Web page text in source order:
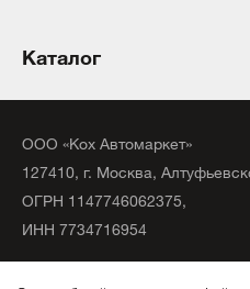
Каталог
ООО «Кох Автомаркет»
127410, г. Москва,
ОГРН 1147746062375,
ИНН 7734716954